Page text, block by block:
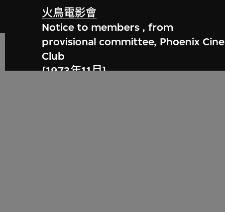
火鳥電影會
Notice to members , from
provisional committee, Phoenix Cine
Club
[1973年11月]